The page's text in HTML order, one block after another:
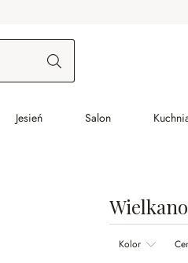
Jesień Salon
Kolor